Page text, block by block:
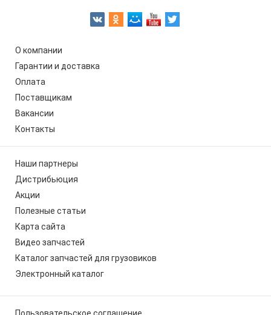
О компании
Гарантии и доставка
Оплата
Поставщикам
Вакансии
Контакты
Наши партнеры
Дистрибьюция
Акции
Полезные статьи
Карта сайта
Видео запчастей
Каталог запчастей для грузовиков
Электронный каталог